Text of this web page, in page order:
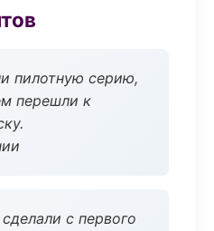
пилотную серию,
перешли к
с первого